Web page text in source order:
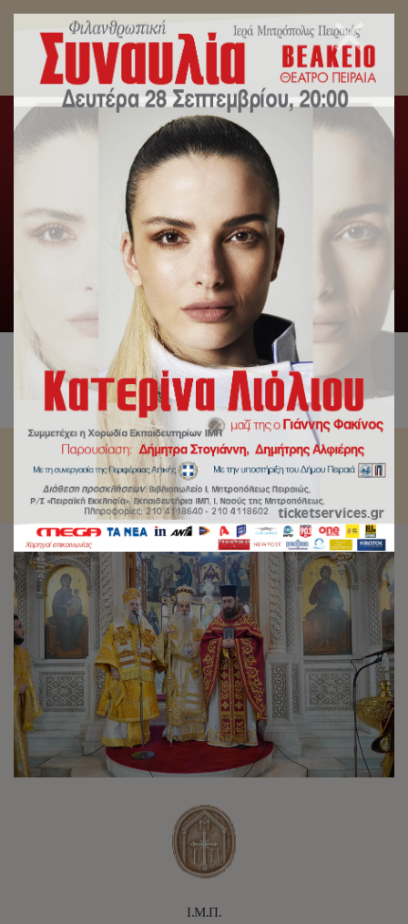
Θ. Λειτουργία για την 20ετή Ποιμαντορία του
Σεβασμιωτάτου κ. Σεραφείμ στην Ι.Μ. Πειραιώς
– Εις Πρεσβύτερον Χειροτονία – Χειροθεσία
Πνευματικών.
Αρχική Slideshow, Γενική Κατηγορία Δελτία Τύπου
Λατρευτική Ζωή
/
Θ. Λειτουργία για την 20ετή Ποιμαντορία
του Σεβασμιωτάτου κ. Σεραφείμ στην Ι.Μ. Πειραιώς – Εις
Πρεσβύτερον Χειροτονία – Χειροθεσία Πνευματικών.
Ι.Μ.Π.